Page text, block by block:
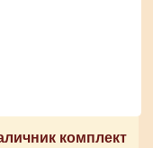
комплект